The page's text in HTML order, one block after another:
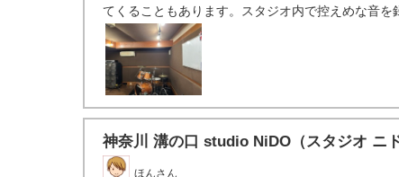
てくることもあります。スタジオ内で控えめな音を
神奈川 溝の口 studio NiDO（スタジオ ニ
ほんさん